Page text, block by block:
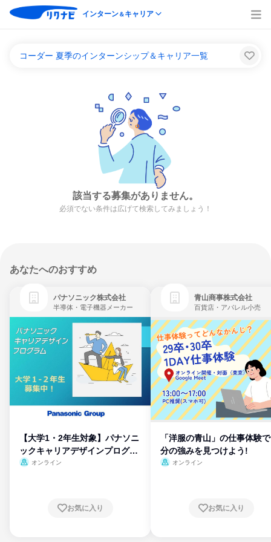
インターン＆キャリア
コーダー 夏季のインターンシップ＆キャリア一覧
該当する募集がありません。
必須でない条件は広げて検索してみましょう！
あなたへのおすすめ
パナソニック株式会社
半導体・電子機器メーカー
【大学1・2年生対象】パナソニ
ックキャリアデザインプログラ
ム
オンライン
お気に入り
青山商事株式会社
百貨店・アパレル小売
「洋服の青山」の仕事体験
分の強みを見つけよう!
オンライン
お気に入り